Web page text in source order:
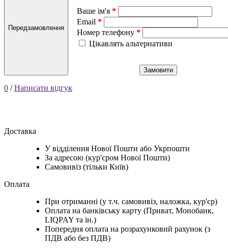
Передзамовлення
Ваше ім'я
Email
Номер телефону
Цікавлять альтернативи
Замовити
0 /Написати відгук
Доставка
У відділення Нової Пошти або Укрпошти
За адресою (кур'єром Нової Пошти)
Самовивіз (тільки Київ)
Оплата
При отриманні (у т.ч. самовивіз, наложка, кур'єр)
Оплата на банківську карту (Приват, Монобанк,
LIQPAY та ін.)
Попередня оплата на розрахунковий рахунок (з
ПДВ або без ПДВ)